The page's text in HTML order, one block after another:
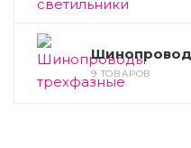
9 ТОВАРОВ